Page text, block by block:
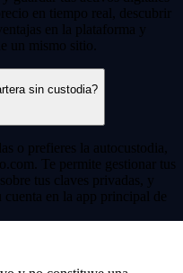
en tiempo real, descubrir
en la plataforma y
un mismo sitio.
sin custodia?
o prefieres la autocustodia,
Te permite gestionar tus
tus claves privadas, y
en la app principal de